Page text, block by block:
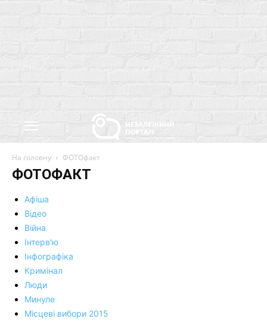
На головну ФОТОфакт
ФОТОФАКТ
Афіша
Відео
Війна
Інтерв'ю
Інфографіка
Кримінал
Люди
Минуле
Місцеві вибори 2015